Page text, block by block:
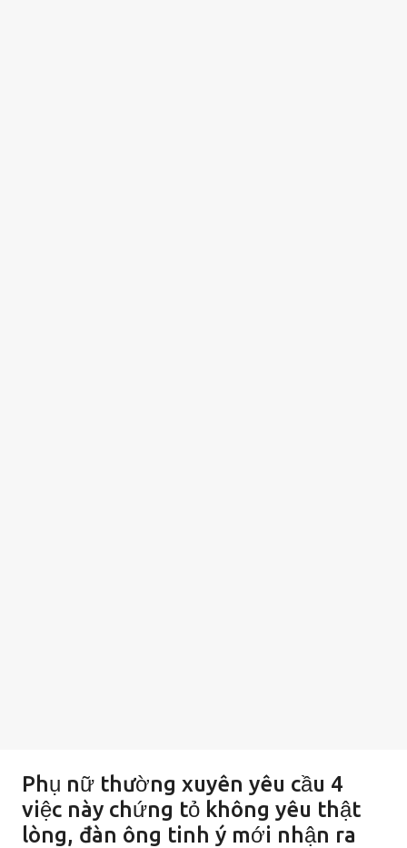
Phụ nữ thường xuyên yêu cầu 4
việc này chứng tỏ không yêu thật
lòng, đàn ông tinh ý mới nhận ra